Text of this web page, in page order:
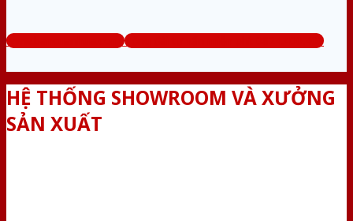
www.bancuanhua.com Tổng đài tư vấn miễn phí: 0824.400.400
HỆ THỐNG SHOWROOM VÀ XƯỞNG
SẢN XUẤT